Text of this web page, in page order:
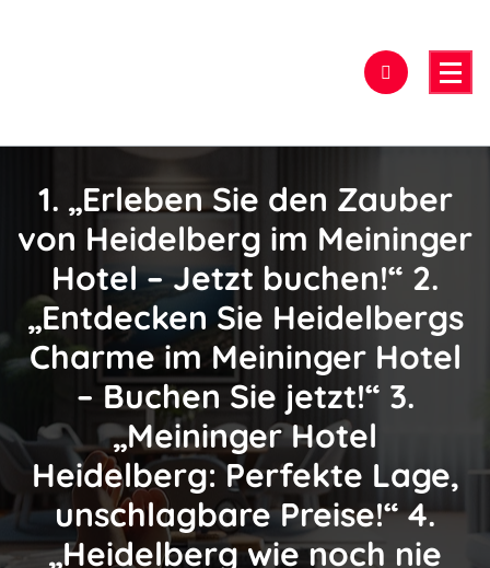
1. „Erleben Sie den Zauber
von Heidelberg im Meininger
Hotel – Jetzt buchen!“ 2.
„Entdecken Sie Heidelbergs
Charme im Meininger Hotel
– Buchen Sie jetzt!“ 3.
„Meininger Hotel
Heidelberg: Perfekte Lage,
unschlagbare Preise!“ 4.
„Heidelberg wie noch nie